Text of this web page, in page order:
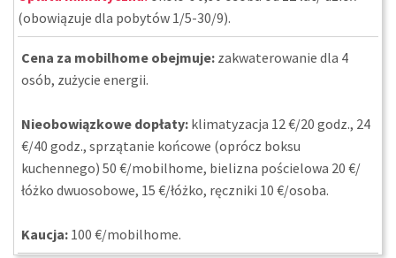
(obowiązuje dla pobytów 1/5-30/9).
Cena za mobilhome obejmuje: zakwaterowanie dla 4
osób, zużycie energii.
Nieobowiązkowe dopłaty: klimatyzacja 12 €/20 godz., 24
€/40 godz., sprzątanie końcowe (oprócz boksu
kuchennego) 50 €/mobilhome, bielizna pościelowa 20 €/
łóżko dwuosobowe, 15 €/łóżko, ręczniki 10 €/osoba.
Kaucja: 100 €/mobilhome.